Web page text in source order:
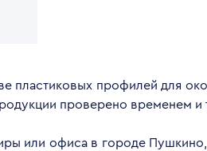
пластиковых профилей для
проверено временем и
или офиса в городе